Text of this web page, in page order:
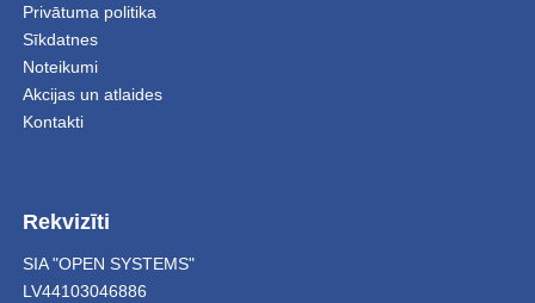
Privātuma politika
Sīkdatnes
Noteikumi
Akcijas un atlaides
Kontakti
Rekvizīti
SIA "OPEN SYSTEMS"
LV44103046886